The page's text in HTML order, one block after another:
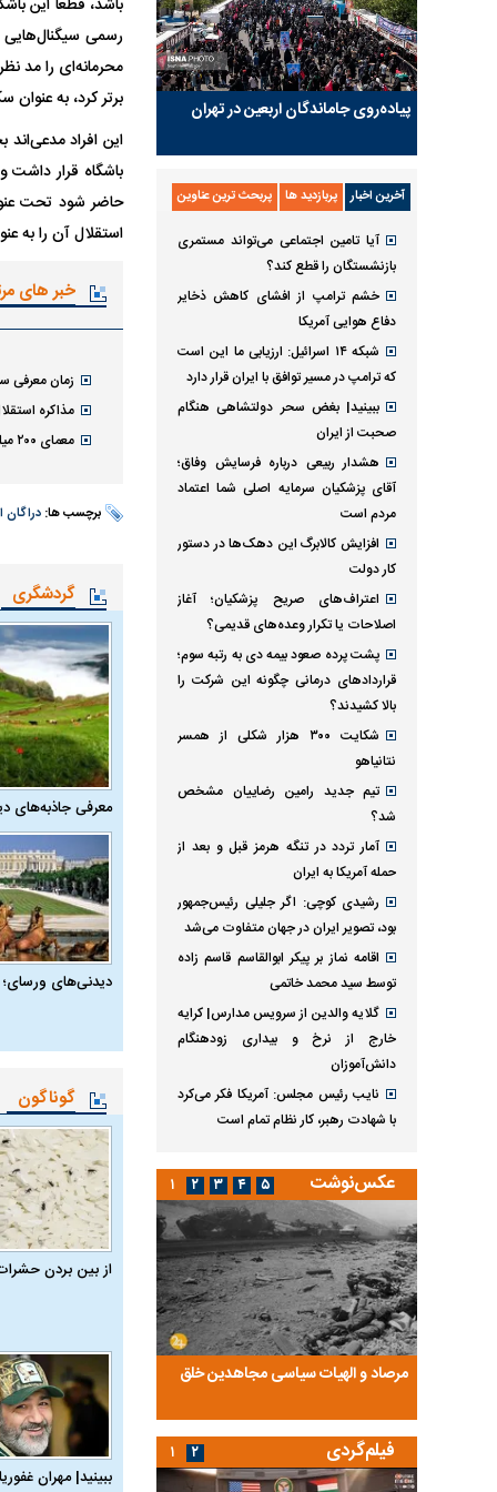
باشد، قطعاً این
رسمی سیگنال‌هایی
محرمانه‌ای را مد
برتر کرد، به
باشگاه قرار داشت
حاضر شود تحت
استقلال آن را به
خبر های
زمان معرفی
مذاکره
معمای ۲۰۰ میلیاردی استقلال؛ مدافع جنجالی در آستانه جدایی
برچسب ها:
گردشگری
معرفی جاذبه‌های
دیدنی‌های ورسای؛
گوناگون
از بین بردن
ببینید| مهران
پیاده‌روی جاماندگان اربعین در تهران
آخرین اخبار پربازدید ها پربحث ترین عناوین
آیا تامین اجتماعی می‌تواند مستمری
بازنشستگان را قطع کند؟
خشم ترامپ از افشای کاهش ذخایر
دفاع هوایی آمریکا
شبکه ۱۴ اسرائیل: ارزیابی ما این است
که ترامپ در مسیر توافق با ایران قرار دارد
ببینید| بغض سحر دولتشاهی هنگام
صحبت از ایران
هشدار ربیعی درباره فرسایش وفاق؛
آقای پزشکیان سرمایه اصلی شما اعتماد
مردم است
افزایش کالابرگ این دهک‌ها در دستور
کار دولت
اعتراف‌های صریح پزشکیان؛ آغاز
اصلاحات یا تکرار وعده‌های قدیمی؟
پشت پرده صعود بیمه دی به رتبه سوم؛
قراردادهای درمانی چگونه این شرکت را
بالا کشیدند؟
شکایت ۳۰۰ هزار شکلی از همسر
نتانیاهو
تیم جدید رامین رضاییان مشخص
شد؟
آمار تردد در تنگه هرمز قبل و بعد از
حمله آمریکا به ایران
رشیدی کوچی: اگر جلیلی رئیس‌جمهور
بود، تصویر ایران در جهان متفاوت می‌شد
اقامه نماز بر پیکر ابوالقاسم قاسم زاده
توسط سید محمد خاتمی
گلایه والدین از سرویس مدارس| کرایه
خارج از نرخ و بیداری زودهنگام
دانش‌آموزان
نایب رئیس مجلس: آمریکا فکر می‌کرد
با شهادت رهبر، کار نظام تمام است
عکس‌نوشت
مرصاد و الهیات سیاسی مجاهدین خلق
آخرین پرده از حیات
روایتی از آخرین
۱ ۲ ۳ ۴ ۵
فیلم‌گردی ۱ ۲